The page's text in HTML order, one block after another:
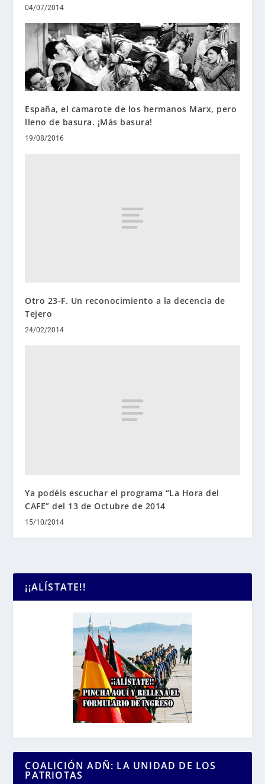
04/07/2014
España, el camarote de los hermanos Marx, pero
lleno de basura. ¡Más basura!
19/08/2016
Otro 23-F. Un reconocimiento a la decencia de
Tejero
24/02/2014
Ya podéis escuchar el programa “La Hora del
CAFE” del 13 de Octubre de 2014
15/10/2014
¡¡ALÍSTATE!!
COALICIÓN ADÑ: LA UNIDAD DE LOS
PATRIOTAS